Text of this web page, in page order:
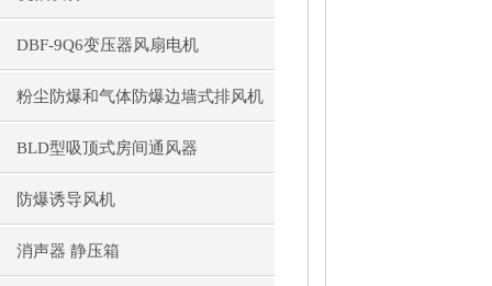
DBF-9Q6变压器风扇电机
粉尘防爆和气体防爆边墙式排风机
BLD型吸顶式房间通风器
防爆诱导风机
消声器 静压箱